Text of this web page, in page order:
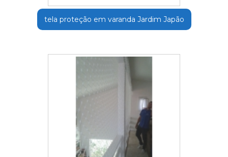
tela proteção em varanda Jardim Japão